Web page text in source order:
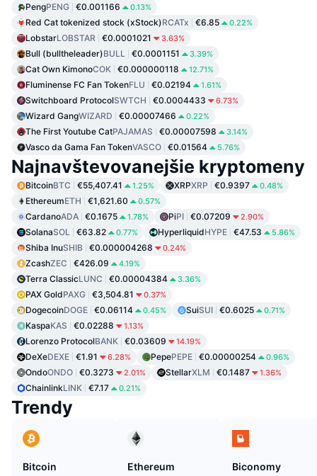
PengPENG €0.001166 0.13%
Red Cat tokenized stock (xStock)RCATx €6.85 0.22%
LobstarLOBSTAR €0.0001021 3.63%
Bull (bulltheleader)BULL €0.0001151 3.39%
Cat Own KimonoCOK €0.000000118 12.71%
Fluminense FC Fan TokenFLU €0.02194 1.61%
Switchboard ProtocolSWTCH €0.0004433 6.73%
Wizard GangWIZARD €0.00007466 0.22%
The First Youtube CatPAJAMAS €0.00007598 3.14%
Vasco da Gama Fan TokenVASCO €0.01564 5.76%
Najnavštevovanejšie kryptomeny
BitcoinBTC €55,407.41 1.25% XRPXRP €0.9397 0.48%
EthereumETH €1,621.60 0.57%
CardanoADA €0.1675 1.78% PiPI €0.07209 2.90%
SolanaSOL €63.82 0.77% HyperliquidHYPE €47.53 5.86%
Shiba InuSHIB €0.000004268 0.24%
ZcashZEC €426.09 4.19%
Terra ClassicLUNC €0.00004384 3.36%
PAX GoldPAXG €3,504.81 0.37%
DogecoinDOGE €0.06114 0.45% SuiSUI €0.6025 0.71%
KaspaKAS €0.02288 1.13%
Lorenzo ProtocolBANK €0.03609 14.19%
DeXeDEXE €1.91 6.28% PepePEPE €0.00000254 0.96%
OndoONDO €0.3273 2.01% StellarXLM €0.1487 1.36%
ChainlinkLINK €7.17 0.21%
Trendy
Bitcoin
Ethereum
Biconomy